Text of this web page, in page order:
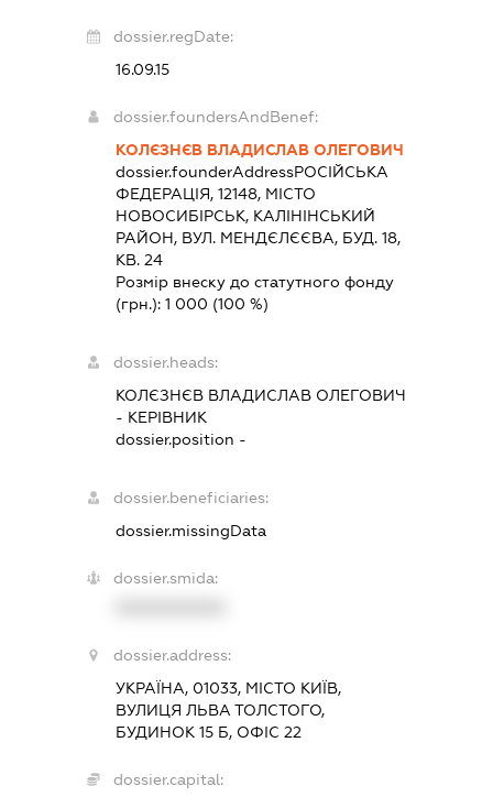
dossier.regDate:
16.09.15
dossier.foundersAndBenef:
КОЛЄЗНЄВ ВЛАДИСЛАВ ОЛЕГОВИЧ
dossier.founderAddressРОСІЙСЬКА
ФЕДЕРАЦІЯ, 12148, МІСТО
НОВОСИБІРСЬК, КАЛІНІНСЬКИЙ
РАЙОН, ВУЛ. МЕНДЄЛЄЄВА, БУД. 18,
КВ. 24
Розмір внеску до статутного фонду
(грн.):1 000 (100 %)
dossier.heads:
КОЛЄЗНЄВ ВЛАДИСЛАВ ОЛЕГОВИЧ
- КЕРІВНИК
dossier.position -
dossier.beneficiaries:
dossier.missingData
dossier.smida:
dossier.address:
УКРАЇНА, 01033, МІСТО КИЇВ,
ВУЛИЦЯ ЛЬВА ТОЛСТОГО,
БУДИНОК 15 Б, ОФІС 22
dossier.capital: